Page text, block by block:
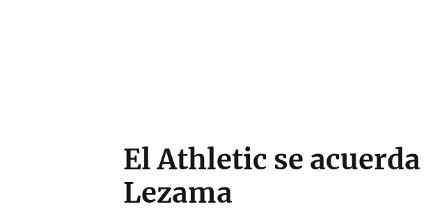
El Athletic se acuerda
Lezama